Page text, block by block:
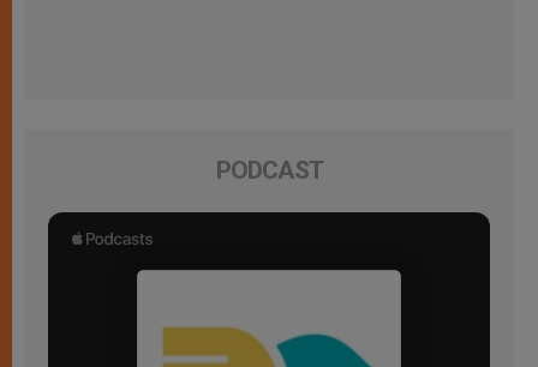
PODCAST